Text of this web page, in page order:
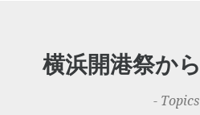
横浜開港祭か
-